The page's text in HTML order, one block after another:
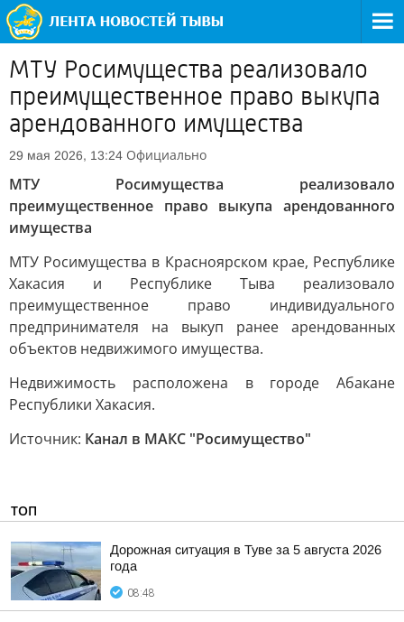
МТУ Росимущества реализовало
преимущественное право выкупа
арендованного имущества
29 мая 2026, 13:24 Официально
МТУ Росимущества реализовало
преимущественное право выкупа арендованного
имущества
МТУ Росимущества в Красноярском крае, Республике
Хакасия и Республике Тыва реализовало
преимущественное право индивидуального
предпринимателя на выкуп ранее арендованных
объектов недвижимого имущества.
Недвижимость расположена в городе Абакане
Республики Хакасия.
Источник: Канал в МАКС "Росимущество"
ТОП
Дорожная ситуация в Туве за 5 августа 2026
года
08:48